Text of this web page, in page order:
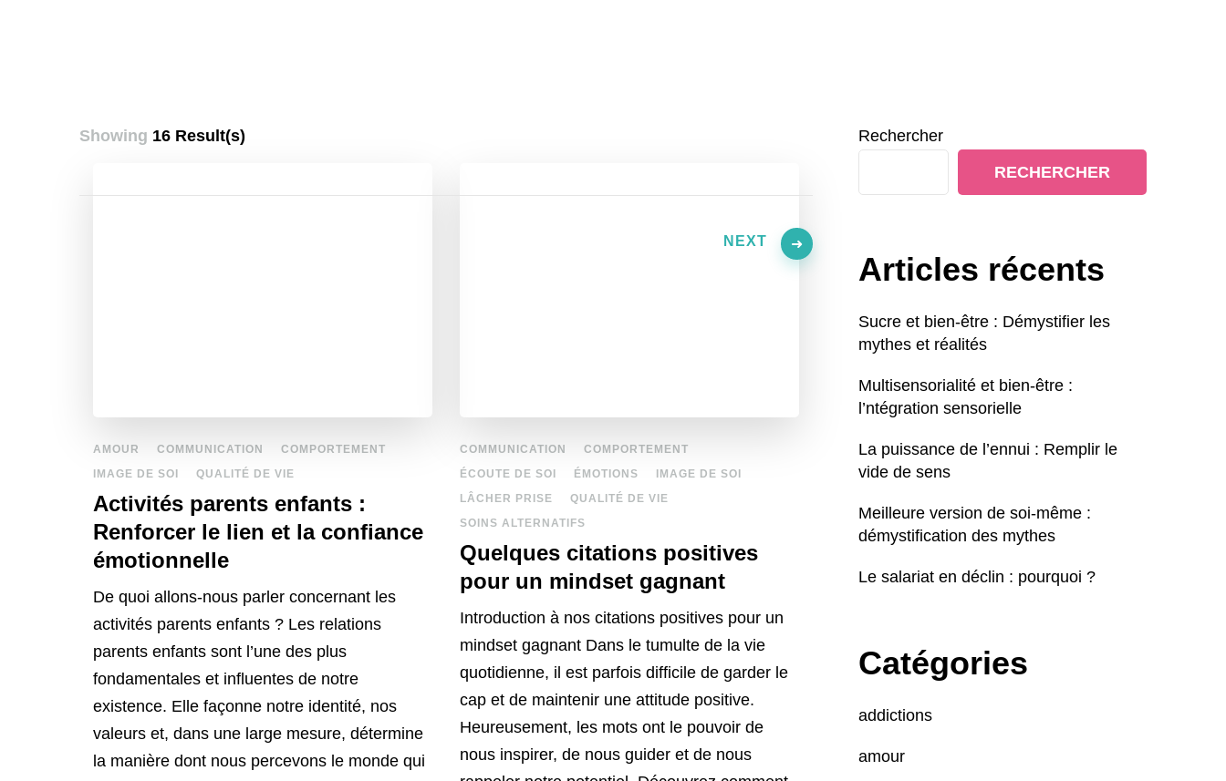
Showing 16 Result(s)
AMOUR COMMUNICATION
COMPORTEMENT
IMAGE DE SOI
QUALITÉ DE VIE
Activités parents enfants :
Renforcer le lien et la confiance
émotionnelle
De quoi allons-nous parler concernant les
activités parents enfants ? Les relations
parents enfants sont l’une des plus
fondamentales et influentes de notre
existence. Elle façonne notre identité, nos
valeurs et, dans une large mesure, détermine
la manière dont nous percevons le monde qui
COMMUNICATION
COMPORTEMENT
ÉCOUTE DE SOI
ÉMOTIONS
IMAGE DE SOI
LÂCHER PRISE
QUALITÉ DE VIE
SOINS ALTERNATIFS
Quelques citations positives
pour un mindset gagnant
Introduction à nos citations positives pour un
mindset gagnant Dans le tumulte de la vie
quotidienne, il est parfois difficile de garder le
cap et de maintenir une attitude positive.
Heureusement, les mots ont le pouvoir de
nous inspirer, de nous guider et de nous
NEXT
Rechercher
RECHERCHER
Articles récents
Sucre et bien-être : Démystifier les
mythes et réalités
Multisensorialité et bien-être :
l’ntégration sensorielle
La puissance de l’ennui : Remplir le
vide de sens
Meilleure version de soi-même :
démystification des mythes
Le salariat en déclin : pourquoi ?
Catégories
addictions
amour